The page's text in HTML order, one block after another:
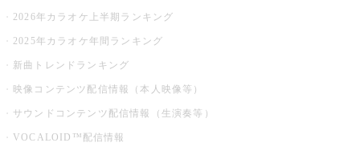
2026年カラオケ上半期ランキング
2025年カラオケ年間ランキング
新曲トレンドランキング
映像コンテンツ配信情報（本人映像等）
サウンドコンテンツ配信情報（生演奏等）
VOCALOID™配信情報